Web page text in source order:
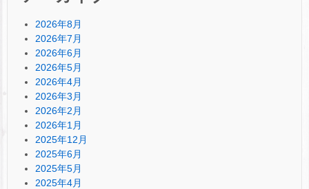
2026年8月
2026年7月
2026年6月
2026年5月
2026年4月
2026年3月
2026年2月
2026年1月
2025年12月
2025年6月
2025年5月
2025年4月